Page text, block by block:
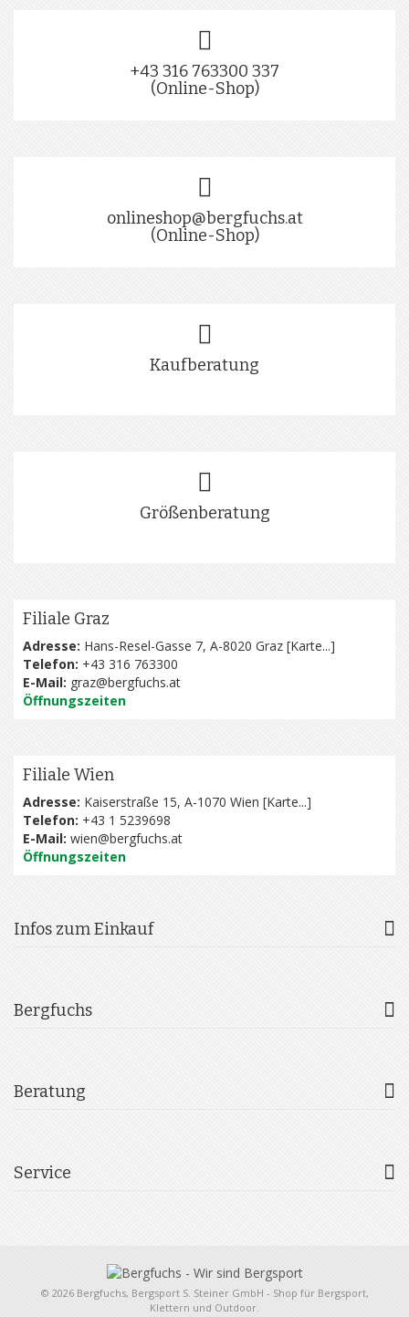
+43 316 763300 337
(Online-Shop)
onlineshop@bergfuchs.at
(Online-Shop)
Kaufberatung
Größenberatung
Filiale Graz
Adresse: Hans-Resel-Gasse 7, A-8020 Graz [Karte...]
Telefon: +43 316 763300
E-Mail: graz@bergfuchs.at
Öffnungszeiten
Filiale Wien
Adresse: Kaiserstraße 15, A-1070 Wien [Karte...]
Telefon: +43 1 5239698
E-Mail: wien@bergfuchs.at
Öffnungszeiten
Infos zum Einkauf
Bergfuchs
Beratung
Service
© 2026 Bergfuchs, Bergsport S. Steiner GmbH - Shop für Bergsport,
Klettern und Outdoor.